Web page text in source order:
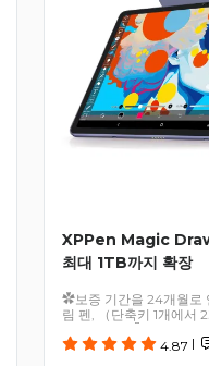
XPPen Magic
최대 1TB까지 확장
✿보증 기간을 24개월로
림 펜, （단축키 1개에서
보관 가능）✿ 최신
1TB 확장 가능한 마이크
4.87 |